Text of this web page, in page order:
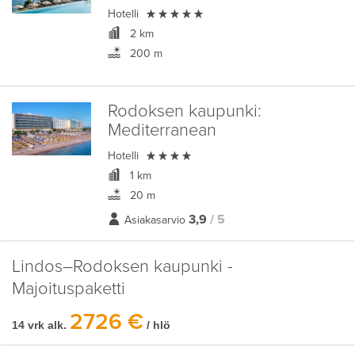
Hotelli 
2 km
200 m
Rodoksen kaupunki:
Mediterranean
Hotelli 
1 km
20 m
Asiakasarvio 3,9 / 5
Lindos–Rodoksen kaupunki -
Majoituspaketti
14 vrk alk. 2726 € / hlö